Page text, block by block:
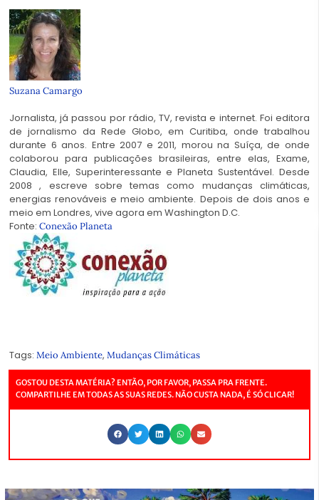
Suzana Camargo
Jornalista, já passou por rádio, TV, revista e internet. Foi editora
de jornalismo da Rede Globo, em Curitiba, onde trabalhou
durante 6 anos. Entre 2007 e 2011, morou na Suíça, de onde
colaborou para publicações brasileiras, entre elas, Exame,
Claudia, Elle, Superinteressante e Planeta Sustentável. Desde
2008 , escreve sobre temas como mudanças climáticas,
energias renováveis e meio ambiente. Depois de dois anos e
meio em Londres, vive agora em Washington D.C.
Fonte: Conexão Planeta
Tags: Meio Ambiente, Mudanças Climáticas
GOSTOU DESTA MATÉRIA? ENTÃO, POR FAVOR, PASSA PRA FRENTE.
COMPARTILHE EM TODAS AS SUAS REDES. NÃO CUSTA NADA, É SÓ CLICAR!